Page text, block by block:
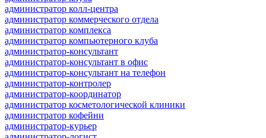
администратор колл-центра
администратор коммерческого отдела
администратор комплекса
администратор компьютерного клуба
администратор-консультант
администратор-консультант в офис
администратор-консультант на телефон
администратор-контролер
администратор-координатор
администратор косметологической клиники
администратор кофейни
администратор-курьер